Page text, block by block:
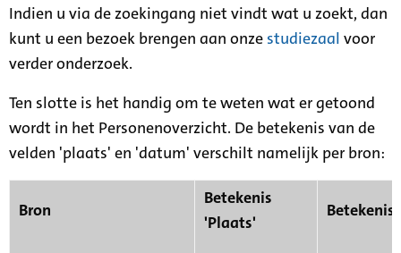
Indien u via de zoekingang niet vindt wat u zoekt, dan
kunt u een bezoek brengen aan onze studiezaal voor
verder onderzoek.
Ten slotte is het handig om te weten wat er getoond
wordt in het Personenoverzicht. De betekenis van de
velden 'plaats' en 'datum' verschilt namelijk per bron:
Bron
Betekenis
'Plaats'